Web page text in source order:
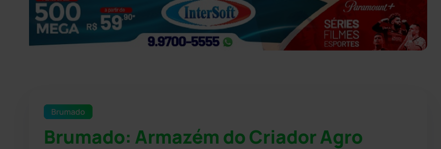
Brumado
Brumado: Armazém do Criador Agro